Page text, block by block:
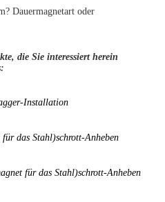
Dauermagnetart oder
die Sie interessiert herein
Installation
für das Stahl)schrott-Anheben
für das Stahl)schrott-Anheben